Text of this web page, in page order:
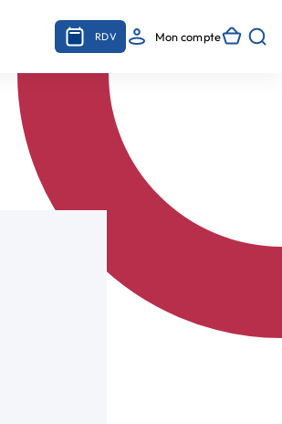
RDV Mon compte